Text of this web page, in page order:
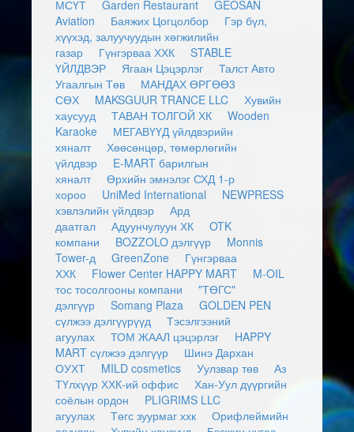
МСҮТ
Garden Restaurant
GEOSAN
Aviation
Баяжих Цогцолбор
Гэр бүл,
хүүхэд, залуучуудын хөгжилийн
газар
Гүнгэрваа ХХК
STABLE
ҮЙЛДВЭР
Ягаан Цэцэрлэг
Талст Авто
Угаалгын Төв
МАНДАХ ӨРГӨӨ3
СӨХ
MAKSGUUR TRANCE LLC
Хувийн
хаусууд
ТАВАН ТОЛГОЙ ХК
Wooden
Karaoke
МЕГАВҮҮД үйлдвэрийн
хяналт
Хөөсөнцөр, төмөрлөгийн
үйлдвэр
E-MART барилгын
хяналт
Өрхийн эмнэлэг СХД 1-р
хороо
UniMed International
NEWPRESS
хэвлэлийн үйлдвэр
Ард
даатгал
Адуунчулуун ХК
OTK
компани
BOZZOLO дэлгүүр
Monnis
Tower-д
GreenZone
Гүнгэрваа
ХХК
Flower Center HAPPY MART
M-OIL
тос тосолгооны компани
"ТӨГС"
дэлгүүр
Somang Plaza
GOLDEN PEN
сүлжээ дэлгүүрүүд
Тэсэлгээний
агуулах
ТОМ ЖААЛ цэцэрлэг
HAPPY
MART сүлжээ дэлгүүр
Шинэ Дархан
ОУХТ
MILD cosmetics Уулзвар төв
Аз
ТҮлхүүр ХХК-ий оффис
Хан-Уул дүүргийн
соёлын ордон
PLIGRIMS LLC
агуулах
Төгс зуурмаг ххк
Орифлеймийн